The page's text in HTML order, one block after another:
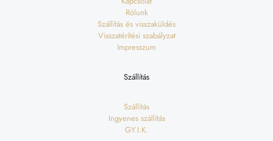
Rólunk
Szállítás és visszaküldés
Visszatérítési szabályzat
Impresszum
Szállítás
Szállítás
Ingyenes szállítás
GY.I.K.